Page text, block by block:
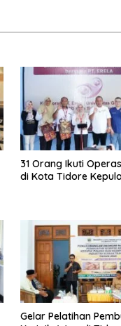
31 Orang Ikuti
di Kota Tidore
Gelar Pelatihan